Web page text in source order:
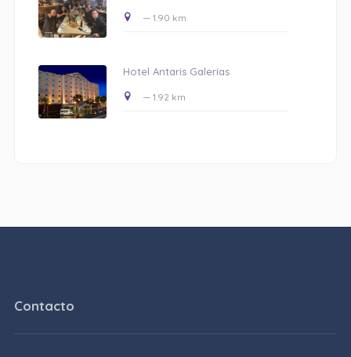
— 1.90 km
Hotel Antaris Galerías
— 1.92 km
Contacto